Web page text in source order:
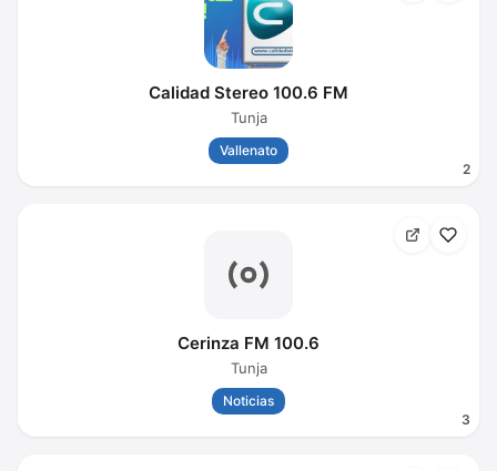
2
Calidad Stereo 100.6 FM
Tunja
Vallenato
3
Cerinza FM 100.6
Tunja
Noticias